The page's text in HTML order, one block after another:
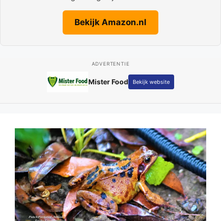
Bekijk Amazon.nl
ADVERTENTIE
Mister Food Bekijk website